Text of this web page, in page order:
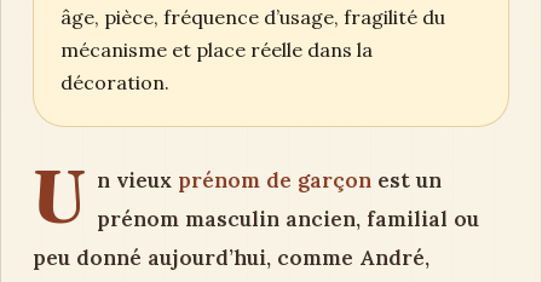
âge, pièce, fréquence d’usage, fragilité du
mécanisme et place réelle dans la
décoration.
U n vieux prénom de garçonest un
prénom masculin ancien, familial ou
peu donné aujourd’hui, comme André,